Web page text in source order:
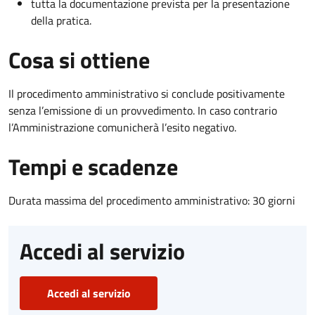
della pratica.
Cosa si ottiene
Il procedimento amministrativo si conclude positivamente
senza l’emissione di un provvedimento. In caso contrario
l’Amministrazione comunicherà l’esito negativo.
Tempi e scadenze
Durata massima del procedimento amministrativo: 30 giorni
Accedi al servizio
Accedi al servizio